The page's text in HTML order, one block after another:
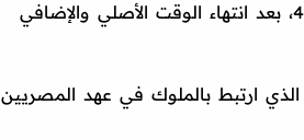
وحقق منتخب مصر الفوز على أستراليا بركلات الترجيح بنتيجة 4/2، بعد انتهاء الوقت الأصلي والإضافي
الذي ارتبط بالملوك في عهد المصريين